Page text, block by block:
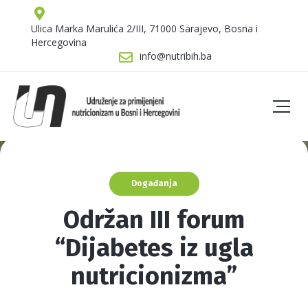
Ulica Marka Marulića 2/III, 71000 Sarajevo, Bosna i
Hercegovina
info@nutribih.ba
Događanja
Održan III forum
“Dijabetes iz ugla
nutricionizma”